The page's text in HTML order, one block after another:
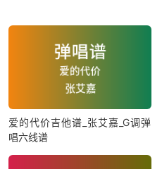
爱的代价吉他谱_张艾嘉_G调弹
唱六线谱